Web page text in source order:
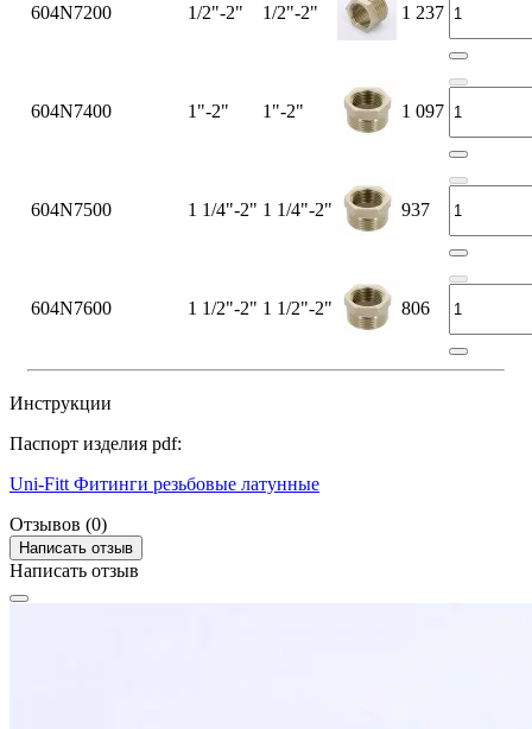
604N7200 1/2"-2" 1/2"-2" 1 237
604N7400 1"-2" 1"-2" 1 097
604N7500 1 1/4"-2" 1 1/4"-2" 937
604N7600 1 1/2"-2" 1 1/2"-2" 806
Инструкции
Паспорт изделия pdf:
Uni-Fitt Фитинги резьбовые латунные
Отзывов (0)
Написать отзыв
Написать отзыв